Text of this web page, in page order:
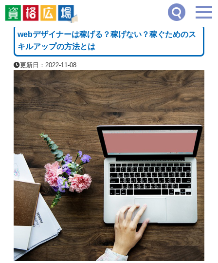
資格広場≫ デザイン・クリエイティブ系 webデザイナーは稼げる？稼げない？稼
[PR]
webデザイナーは稼げる？稼げない？稼ぐためのス
キルアップの方法とは
更新日：2022-11-08